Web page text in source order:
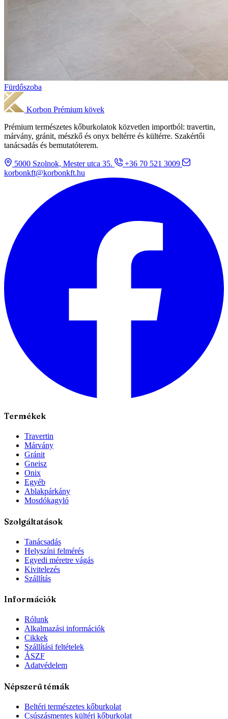
Fürdőszoba
Korbon Prémium kövek
Prémium természetes kőburkolatok közvetlen importból: travertin,
márvány, gránit, mészkő és onyx beltérre és kültérre. Szakértői
tanácsadás és bemutatóterem.
5000 Szolnok, Mester utca 35.
+36 70 521 3009
korbonkft@korbonkft.hu
Termékek
Travertin
Márvány
Gránit
Gneisz
Onix
Egyéb
Ablakpárkány
Mosdókagyló
Szolgáltatások
Tanácsadás
Helyszíni felmérés
Egyedi méretre vágás
Kivitelezés
Szállítás
Információk
Rólunk
Alkalmazási információk
Cikkek
Szállítási feltételek
ÁSZF
Adatvédelem
Népszerű témák
Beltéri természetes kőburkolat
Csúszásmentes kültéri kőburkolat